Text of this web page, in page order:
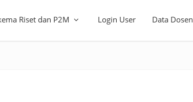
Riset dan P2M Login User Data Dosen